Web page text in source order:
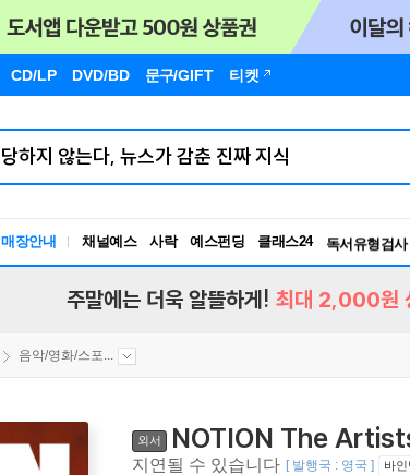
CD/LP DVD/BD 문구/GIFT 티켓
매장안내 채널예스 사락 예스펀딩 클래스24
독서유형검사
RBTI Lab
주말에는 더욱 알뜰하게! 최대 2,000원
음악/영화/스포...
외서 NOTION The
지연될 수 있습니다 [ 발행국 : 영국 ] 바